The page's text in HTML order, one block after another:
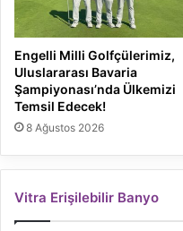
Engelli Milli Golfçülerimiz,
Uluslararası Bavaria
Şampiyonası’nda Ülkemizi
Temsil Edecek!
8 Ağustos 2026
Vitra Erişilebilir Banyo